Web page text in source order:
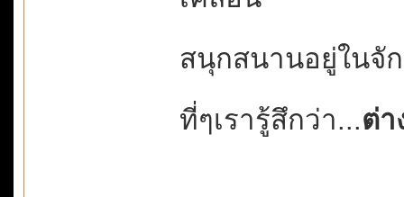
สนุกสนานอยู่ในจั
ที่ๆเรารู้สึกว่า...ต่า